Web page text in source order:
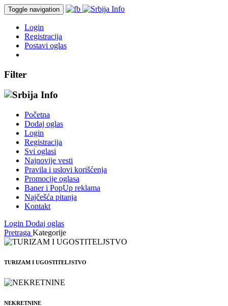
Toggle navigation
Login
Registracija
Postavi oglas
Filter
Početna
Dodaj oglas
Login
Registracija
Svi oglasi
Najnovije vesti
Pravila i uslovi korišćenja
Promocije oglasa
Baner i PopUp reklama
Najčešća pitanja
Kontakt
Login Dodaj oglas
Pretraga Kategorije
TURIZAM I UGOSTITELJSTVO
NEKRETNINE